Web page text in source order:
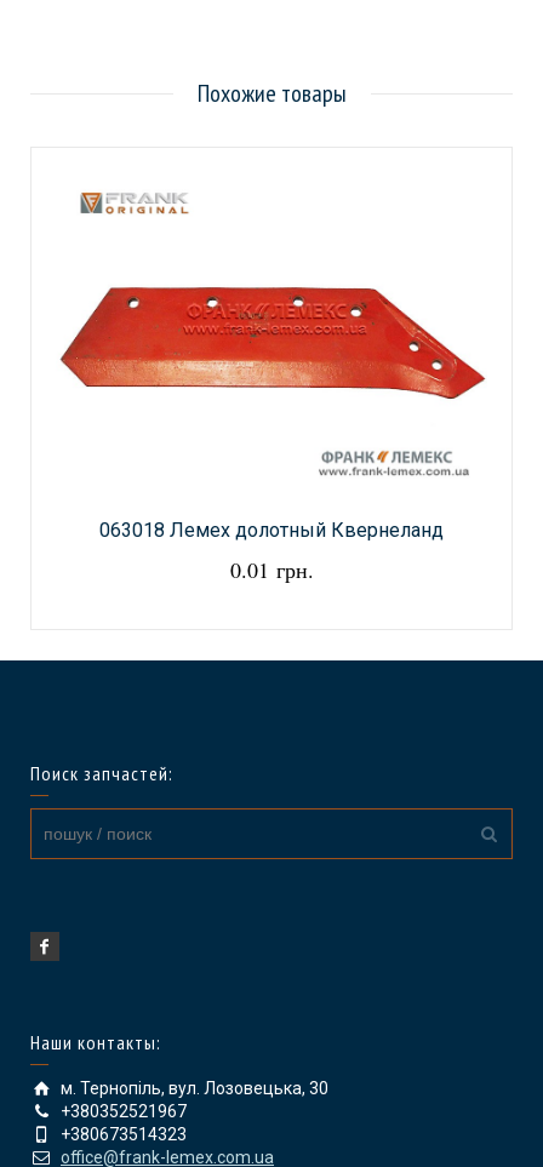
Похожие товары
063018 Лемех долотный Квернеланд
0.01 грн.
Поиск запчастей:
Наши контакты:
м. Тернопіль, вул. Лозовецька, 30
+380352521967
+380673514323
office@frank-lemex.com.ua